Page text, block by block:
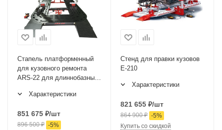
Стапель платформенный
для кузовного ремонта
ARS-22 для длиннобазных
Характеристики
851 675 ₽/шт
896 500₽ -5%
Стенд для правки кузовов
Е-210
Характеристики
821 655 ₽/шт
864 900₽ -5%
Купить со скидкой